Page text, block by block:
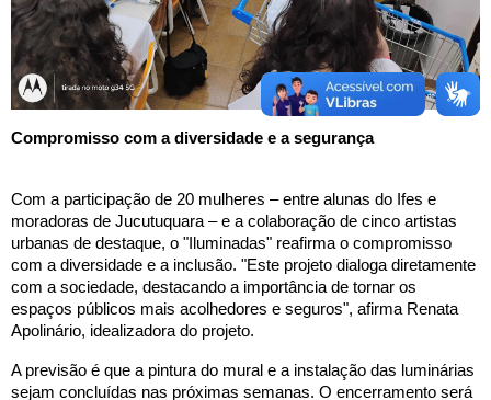
Compromisso com a diversidade e a segurança
Com a participação de 20 mulheres – entre alunas do Ifes e
moradoras de Jucutuquara – e a colaboração de cinco artistas
urbanas de destaque, o "Iluminadas" reafirma o compromisso
com a diversidade e a inclusão. "Este projeto dialoga diretamente
com a sociedade, destacando a importância de tornar os
espaços públicos mais acolhedores e seguros", afirma Renata
Apolinário, idealizadora do projeto.
A previsão é que a pintura do mural e a instalação das luminárias
sejam concluídas nas próximas semanas. O encerramento será